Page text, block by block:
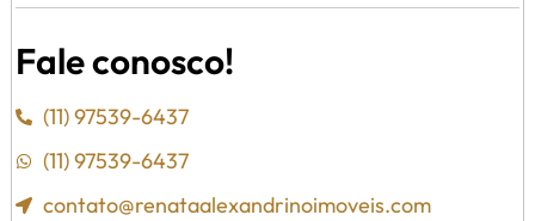
Fale conosco!
(11) 97539-6437
(11) 97539-6437
contato@renataalexandrinoimoveis.com